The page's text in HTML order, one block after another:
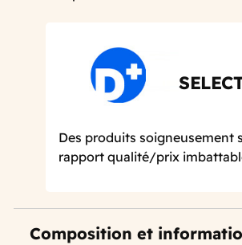
Des produits soigneusement
rapport qualité/prix
Composition et